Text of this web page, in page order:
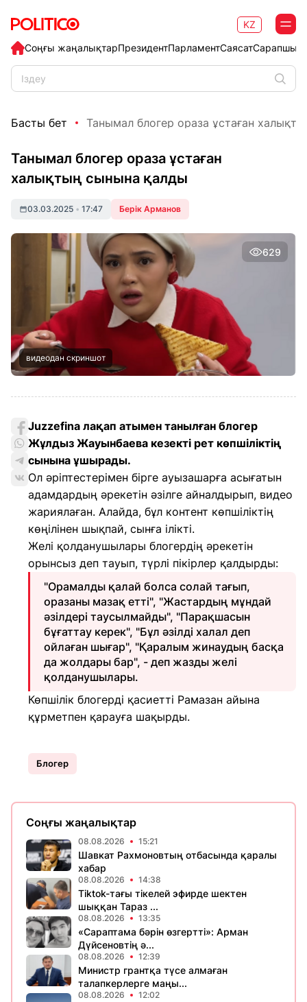
Соңғы жаңалықтарПрезидентПарламентСаясат
KZ
Басты бет Танымал блогер ораза ұстаған
Танымал блогер ораза ұстаған
халықтың сынына қалды
03.03.2025 • 17:47 Берік Арманов
629
видеодан скриншот
Juzzefina лақап атымен танылған блогер
Жұлдыз Жауынбаева кезекті рет көпшіліктің
сынына ұшырады.
Ол әріптестерімен бірге ауызашарға асығатын
адамдардың әрекетін әзілге айналдырып, видео
жариялаған. Алайда, бұл контент көпшіліктің
көңілінен шықпай, сынға ілікті.
Желі қолданушылары блогердің әрекетін
орынсыз деп тауып, түрлі пікірлер қалдырды:
"Орамалды қалай болса солай тағып,
оразаны мазақ етті", "Жастардың мұндай
әзілдері таусылмайды", "Парақшасын
бұғаттау керек", "Бұл әзілді халал деп
ойлаған шығар", "Қаралым жинаудың басқа
да жолдары бар", - деп жазды желі
қолданушылары.
Көпшілік блогерді қасиетті Рамазан айына
құрметпен қарауға шақырды.
Блогер
Соңғы жаңалықтар
08.08.2026 15:21
Шавкат Рахмоновтың отбасында қаралы
хабар
08.08.2026 14:38
Tiktok-тағы тікелей эфирде шектен
шыққан Тараз ...
08.08.2026 13:35
«Сараптама бәрін өзгертті»: Арман
Дүйсеновтің ә...
08.08.2026 12:39
Министр грантқа түсе алмаған
талапкерлерге маңы...
08.08.2026 12:02